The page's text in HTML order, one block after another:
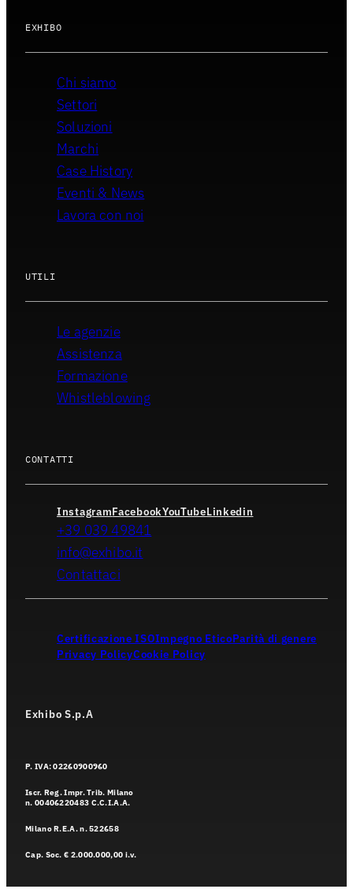
EXHIBO
Chi siamo
Settori
Soluzioni
Marchi
Case History
Eventi & News
Lavora con noi
UTILI
Le agenzie
Assistenza
Formazione
Whistleblowing
CONTATTI
InstagramFacebookYouTubeLinkedin
+39 039 49841
info@exhibo.it
Contattaci
Exhibo S.p.A
Certificazione ISOImpegno EticoParità di genere
Privacy PolicyCookie Policy
P. IVA: 02260900960
Iscr. Reg. Impr. Trib. Milano
n. 00406220483 C.C.I.A.A.
Milano R.E.A. n. 522658
Cap. Soc. € 2.000.000,00 i.v.